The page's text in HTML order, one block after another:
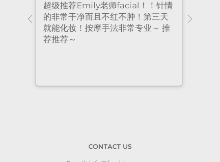
I’ve been coming to Freskin for
many years and I have always
had excellent treatment. The
staff are super professional and
CONTACT US